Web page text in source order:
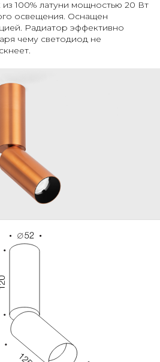
из 100% латуни мощностью 20 Вт
освещения. Оснащен
Радиатор эффективно
чему светодиод не